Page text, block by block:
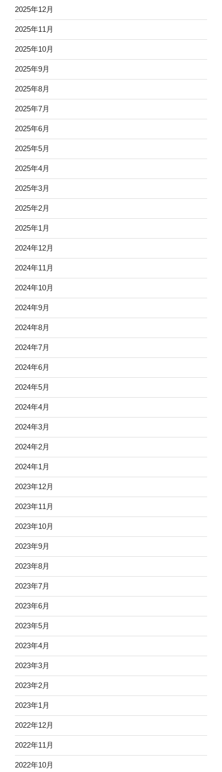
2025年12月
2025年11月
2025年10月
2025年9月
2025年8月
2025年7月
2025年6月
2025年5月
2025年4月
2025年3月
2025年2月
2025年1月
2024年12月
2024年11月
2024年10月
2024年9月
2024年8月
2024年7月
2024年6月
2024年5月
2024年4月
2024年3月
2024年2月
2024年1月
2023年12月
2023年11月
2023年10月
2023年9月
2023年8月
2023年7月
2023年6月
2023年5月
2023年4月
2023年3月
2023年2月
2023年1月
2022年12月
2022年11月
2022年10月